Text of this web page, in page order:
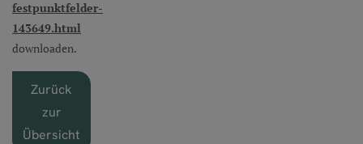
festpunktfelder-
143649.html
downloaden.
Zurück
zur
Übersicht